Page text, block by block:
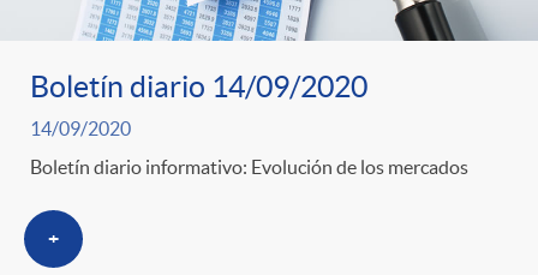
Boletín diario 14/09/2020
14/09/2020
Boletín diario informativo: Evolución de los mercados
+